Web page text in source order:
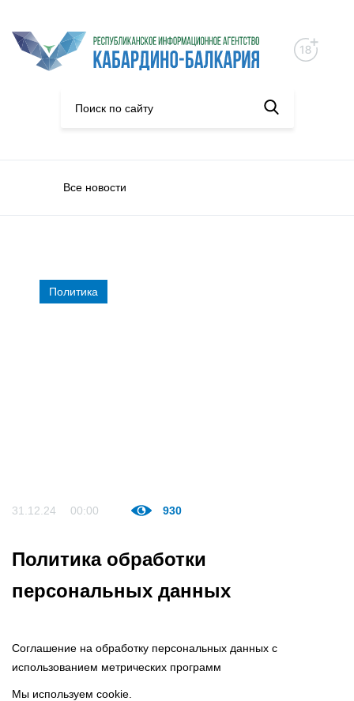
Все новости
Политика
31.12.24 00:00 930
Политика обработки
персональных данных
Соглашение на обработку персональных данных с
использованием метрических программ
Мы используем cookie.